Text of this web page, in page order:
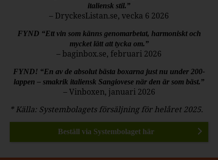
italiensk stil.”
– DryckesListan.se, vecka 6 2026
FYND “Ett vin som känns genomarbetat, harmoniskt och
mycket lätt att tycka om.”
– baginbox.se, februari 2026
FYND! “En av de absolut bästa boxarna just nu under 200-
lappen – smakrik italiensk Sangiovese när den är som bäst.”
– Vinboxen, januari 2026
* Källa: Systembolagets försäljning för helåret 2025.
Beställ via Systembolaget här